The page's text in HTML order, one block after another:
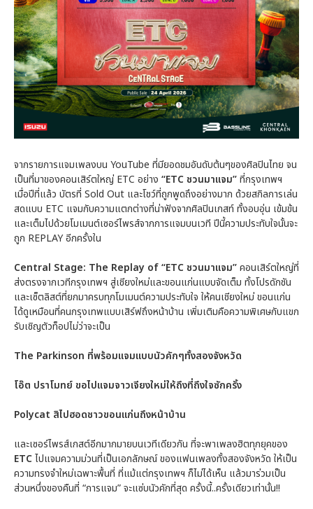
จากรายการแจมเพลงบน YouTube ที่มียอดชมอันดับต้นๆของศิลปินไทย จน
เป็นที่มาของคอนเสิร์ตใหญ่ ETC อย่าง “ETC ชวนมาแจม”ที่กรุงเทพฯ
เมื่อปีที่แล้ว บัตรที่ Sold Out และโชว์ที่ถูกพูดถึงอย่างมาก ด้วยสกิลการเล่น
สดแบบ ETC แจมกับความแตกต่างที่น่าฟังจากศิลปินเกสท์ ทั้งอบอุ่น เข้มข้น
และเต็มไปด้วยโมเมนต์เซอร์ไพรส์จากการแจมบนเวที ปีนี้ความประทับใจนั้นจะ
ถูก REPLAY อีกครั้งใน
Central Stage: The Replay of “ETC ชวนมาแจม”คอนเสิร์ตใหญ่ที่
ส่งตรงจากเวทีกรุงเทพฯ สู่เชียงใหม่และขอนแก่นแบบจัดเต็ม ทั้งโปรดักชัน
และเซ็ตลิสต์ที่ยกมาครบทุกโมเมนต์ความประทับใจ ให้คนเชียงใหม่ ขอนแก่น
ได้ดูเหมือนที่คนกรุงเทพแบบเสิร์ฟถึงหน้าบ้าน เพิ่มเติมคือความพิเศษกับแขก
รับเชิญตัวท็อปไม่ว่าจะเป็น
The Parkinson ที่พร้อมแจมแบบนัวคักๆทั้งสองจังหวัด
โอ๊ต ปราโมทย์ ขอไปแจมจาวเจียงใหม่ให้ถึงที่ถึงใจซักครั้ง
Polycat สิไปฮอดชาวขอนแก่นถึงหน้าบ้าน
และเซอร์ไพรส์เกสต์อีกมากมายบนเวทีเดียวกัน ที่จะพาเพลงฮิตทุกยุคของ
ETCไปแจมความม่วนที่เป็นเอกลักษณ์ ของแฟนเพลงทั้งสองจังหวัด ให้เป็น
ความทรงจำใหม่เฉพาะพื้นที่ ที่แม้แต่กรุงเทพฯ ก็ไม่ได้เห็น แล้วมาร่วมเป็น
ส่วนหนึ่งของคืนที่ “การแจม” จะแซ่บนัวคักที่สุด ครั้งนี้..ครั้งเดียวเท่านั้น!!